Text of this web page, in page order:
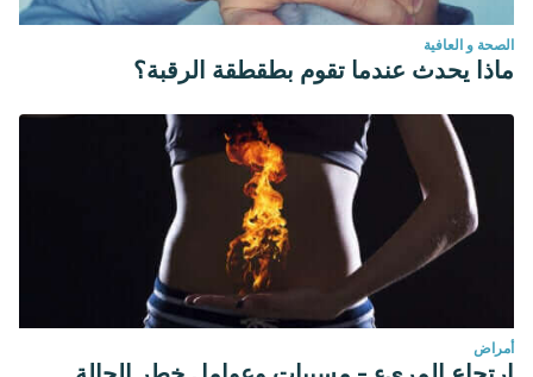
الصحة و العافية
ماذا يحدث عندما تقوم بطقطقة الرقبة؟
أمراض